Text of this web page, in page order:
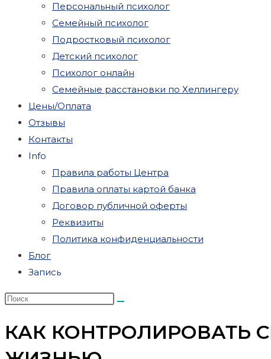
Персональный психолог
Семейный психолог
Подростковый психолог
Детский психолог
Психолог онлайн
Семейные расстановки по Хеллингеру
Цены/Оплата
Отзывы
Контакты
Info
Правила работы Центра
Правила оплаты картой банка
Договор публичной оферты
Реквизиты
Политика конфиденциальности
Блог
Запись
КАК КОНТРОЛИРОВАТЬ